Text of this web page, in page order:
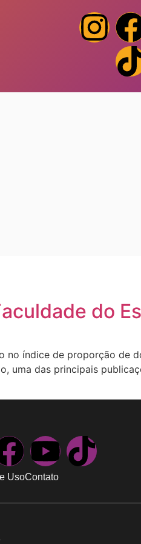
do
no índice de proporção de
uma das principais
UsoContato